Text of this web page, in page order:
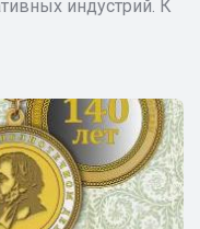
индустрий. К